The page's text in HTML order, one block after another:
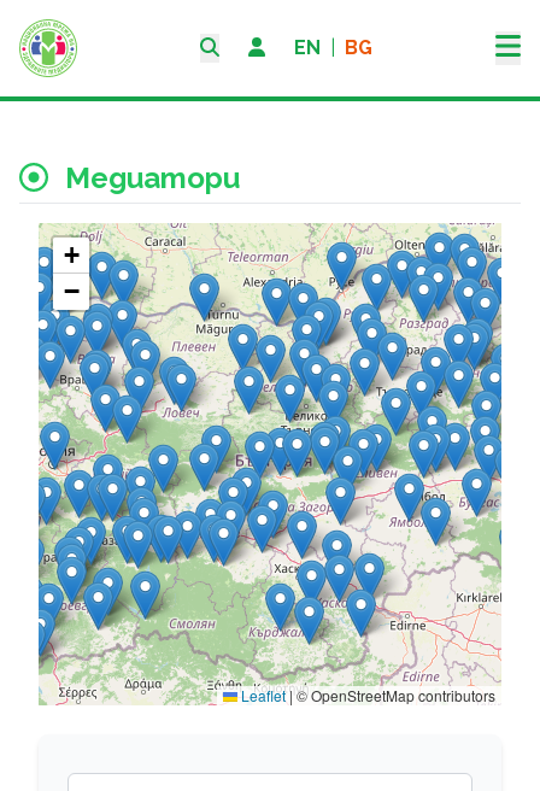
EN BG
Медиатори
+
−
Leaflet|© OpenStreetMap contributors